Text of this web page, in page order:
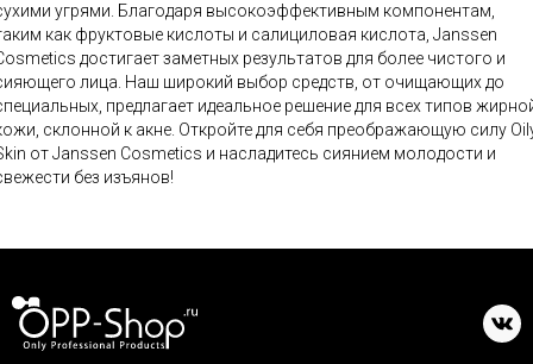
угрями. Благодаря высокоэффективным компонентам,
как фруктовые кислоты и салициловая кислота, Janssen
достигает заметных результатов для более чистого и
лица. Наш широкий выбор средств, от очищающих до
предлагает идеальное решение для всех типов
склонной к акне. Откройте для себя преображающую силу
от Janssen Cosmetics и насладитесь сиянием молодости и
без изъянов!